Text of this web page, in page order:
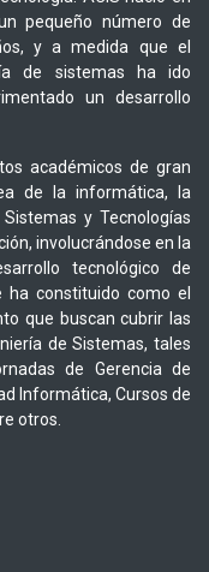
pequeño número de
y a medida que el
de sistemas ha ido
un desarrollo
académicos de gran
de la informática, la
y Tecnologías
involucrándose en la
tecnológico de
ha constituido como el
que buscan cubrir las
de Sistemas, tales
de Gerencia de
Informática, Cursos de
otros.